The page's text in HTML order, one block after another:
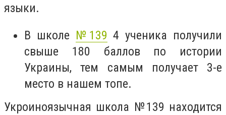
языки.
В школе №139 4 ученика получили
свыше 180 баллов по истории
Украины, тем самым получает 3-е
место в нашем топе.
Укроиноязычная школа №139 находится